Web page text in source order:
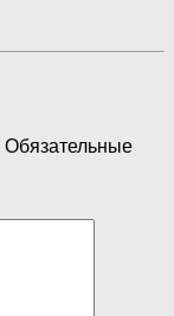
Обязательные